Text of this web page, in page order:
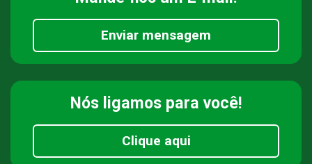
Enviar mensagem
Nós ligamos para você!
Clique aqui